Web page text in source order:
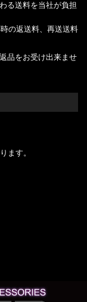
る送料を当社が負担
の返送料、再送送料
品をお受け出来ませ
ます。